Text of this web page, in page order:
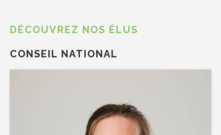
DÉCOUVREZ NOS ÉLUS
CONSEIL NATIONAL